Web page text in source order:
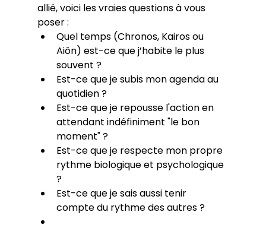
allié, voici les vraies questions à vous
poser :
Quel temps (Chronos, Kairos ou
Aiôn) est-ce que j’habite le plus
souvent ?
Est-ce que je subis mon agenda au
quotidien ?
Est-ce que je repousse l'action en
attendant indéfiniment "le bon
moment" ?
Est-ce que je respecte mon propre
rythme biologique et psychologique
?
Est-ce que je sais aussi tenir
compte du rythme des autres ?